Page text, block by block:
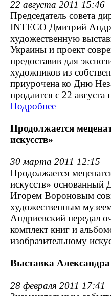
22 августа 2011 15:46
Председатель совета
INTECO Дмитрий
художественную
Украины и проект
предоставив для
художников из
приурочена ко Дню
продлится с 22 августа
Подробнее
Продолжается
искусств»
30 марта 2011 12:15
Продолжается
искусств»
Игорем Вороновым
художественным
Андриевский передал
комплект книг и
изобразительному
Выставка
28 февраля 2011 17:41